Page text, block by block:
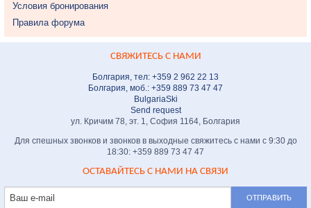
Условия бронирования
Правила форума
СВЯЖИТЕСЬ С НАМИ
Болгария, тел: +359 2 962 22 13
Болгария, моб.: +359 889 73 47 47
BulgariaSki
Send request
ул. Кричим 78, эт. 1, София 1164, Болгария
Для спешных звонков и звонков в выходные свяжитесь с нами с 9:30 до
18:30: +359 889 73 47 47
ОСТАВАЙТЕСЬ С НАМИ НА СВЯЗИ